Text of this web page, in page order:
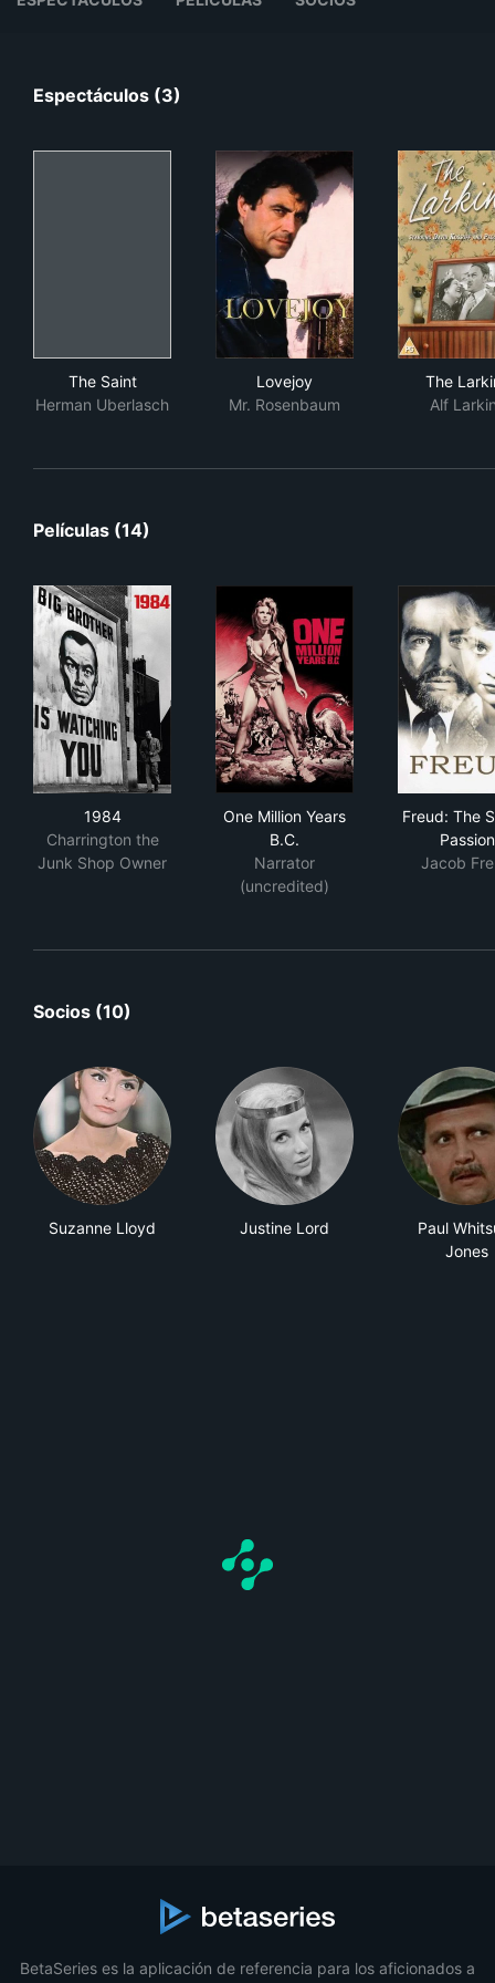
Espectáculos (3)
The Saint
Herman Uberlasch
Lovejoy
Mr. Rosenbaum
The
Alf
Películas (14)
1984
Charrington the
Junk Shop Owner
One Million Years
B.C.
Narrator
(uncredited)
Freud: The
Passion
Jacob
Socios (10)
Suzanne Lloyd Justine Lord
Paul
Jones
BetaSeries es la aplicación de referencia para los aficionados a